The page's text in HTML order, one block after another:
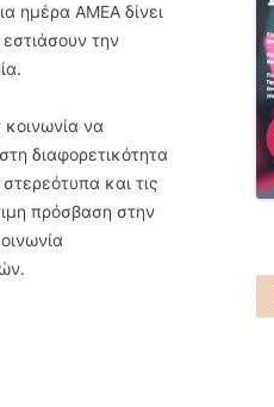
ημέρα ΑΜΕΑ δίνει
την
να
διαφορετικότητα
και τις
πρόσβαση στην